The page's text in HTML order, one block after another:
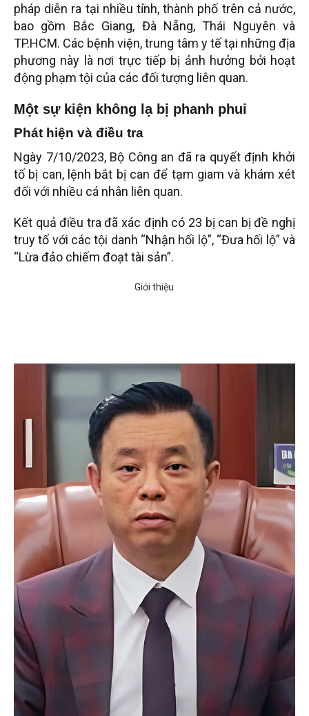
pháp diễn ra tại nhiều tỉnh, thành phố trên cả nước,
bao gồm Bắc Giang, Đà Nẵng, Thái Nguyên và
TP.HCM. Các bệnh viện, trung tâm y tế tại những địa
phương này là nơi trực tiếp bị ảnh hưởng bởi hoạt
động phạm tội của các đối tượng liên quan.
Một sự kiện không lạ bị phanh phui
Phát hiện và điều tra
Ngày 7/10/2023, Bộ Công an đã ra quyết định khởi
tố bị can, lệnh bắt bị can để tạm giam và khám xét
đối với nhiều cá nhân liên quan.
Kết quả điều tra đã xác định có 23 bị can bị đề nghị
truy tố với các tội danh “Nhận hối lộ”, “Đưa hối lộ” và
“Lừa đảo chiếm đoạt tài sản”.